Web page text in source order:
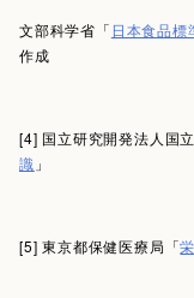
文部科学省「 日本食品
作成
[4] 国立研究開発法人国
識 」
[5] 東京都保健医療局「